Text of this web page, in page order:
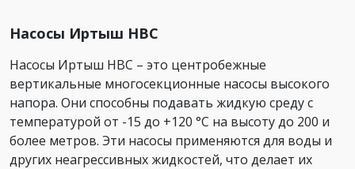
Насосы Иртыш НВС
Насосы Иртыш НВС – это центробежные
вертикальные многосекционные насосы высокого
напора. Они способны подавать жидкую среду с
температурой от -15 до +120 °C на высоту до 200 и
более метров. Эти насосы применяются для воды и
других неагрессивных жидкостей, что делает их